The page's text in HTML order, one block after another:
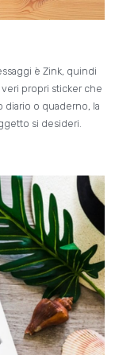
è Zink, quindi
propri sticker che
diario o quaderno, la
si desideri.